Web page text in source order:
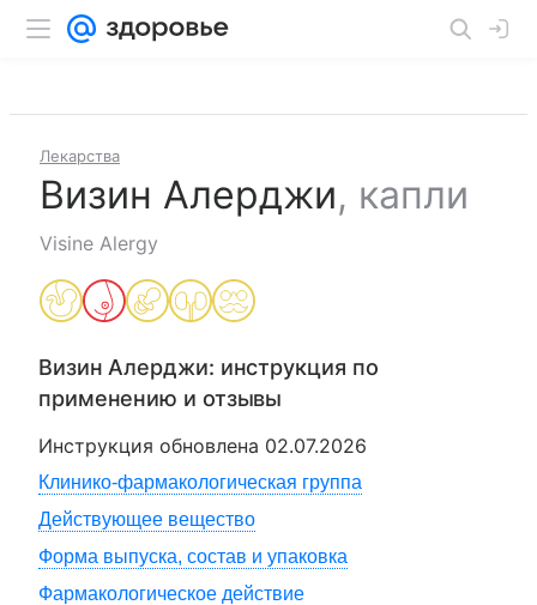
Лекарства
Визин Алерджи, капли
Visine Alergy
Визин Алерджи: инструкция по
применению и отзывы
Инструкция обновлена 02.07.2026
Клинико-фармакологическая группа
Действующее вещество
Форма выпуска, состав и упаковка
Фармакологическое действие